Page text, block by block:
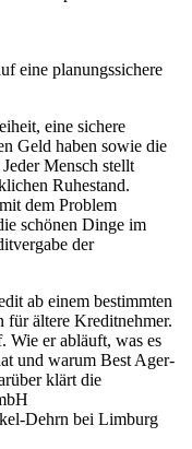
eine planungssichere
eine sichere
Geld haben sowie die
Mensch stellt
Ruhestand.
dem Problem
schönen Dinge im
der
ab einem bestimmten
ältere Kreditnehmer.
Wie er abläuft, was es
und warum Best Ager-
klärt die
Dehrn bei Limburg